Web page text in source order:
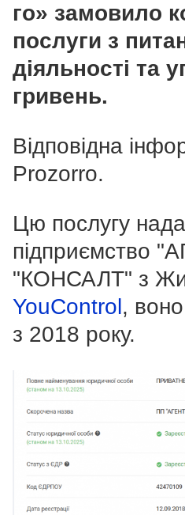
го» замовило
послуги з
діяльності та
гривень.
Відповідна
Prozorro.
Цю послугу
підприємство
"КОНСАЛТ" з
YouControl,
з 2018 року.